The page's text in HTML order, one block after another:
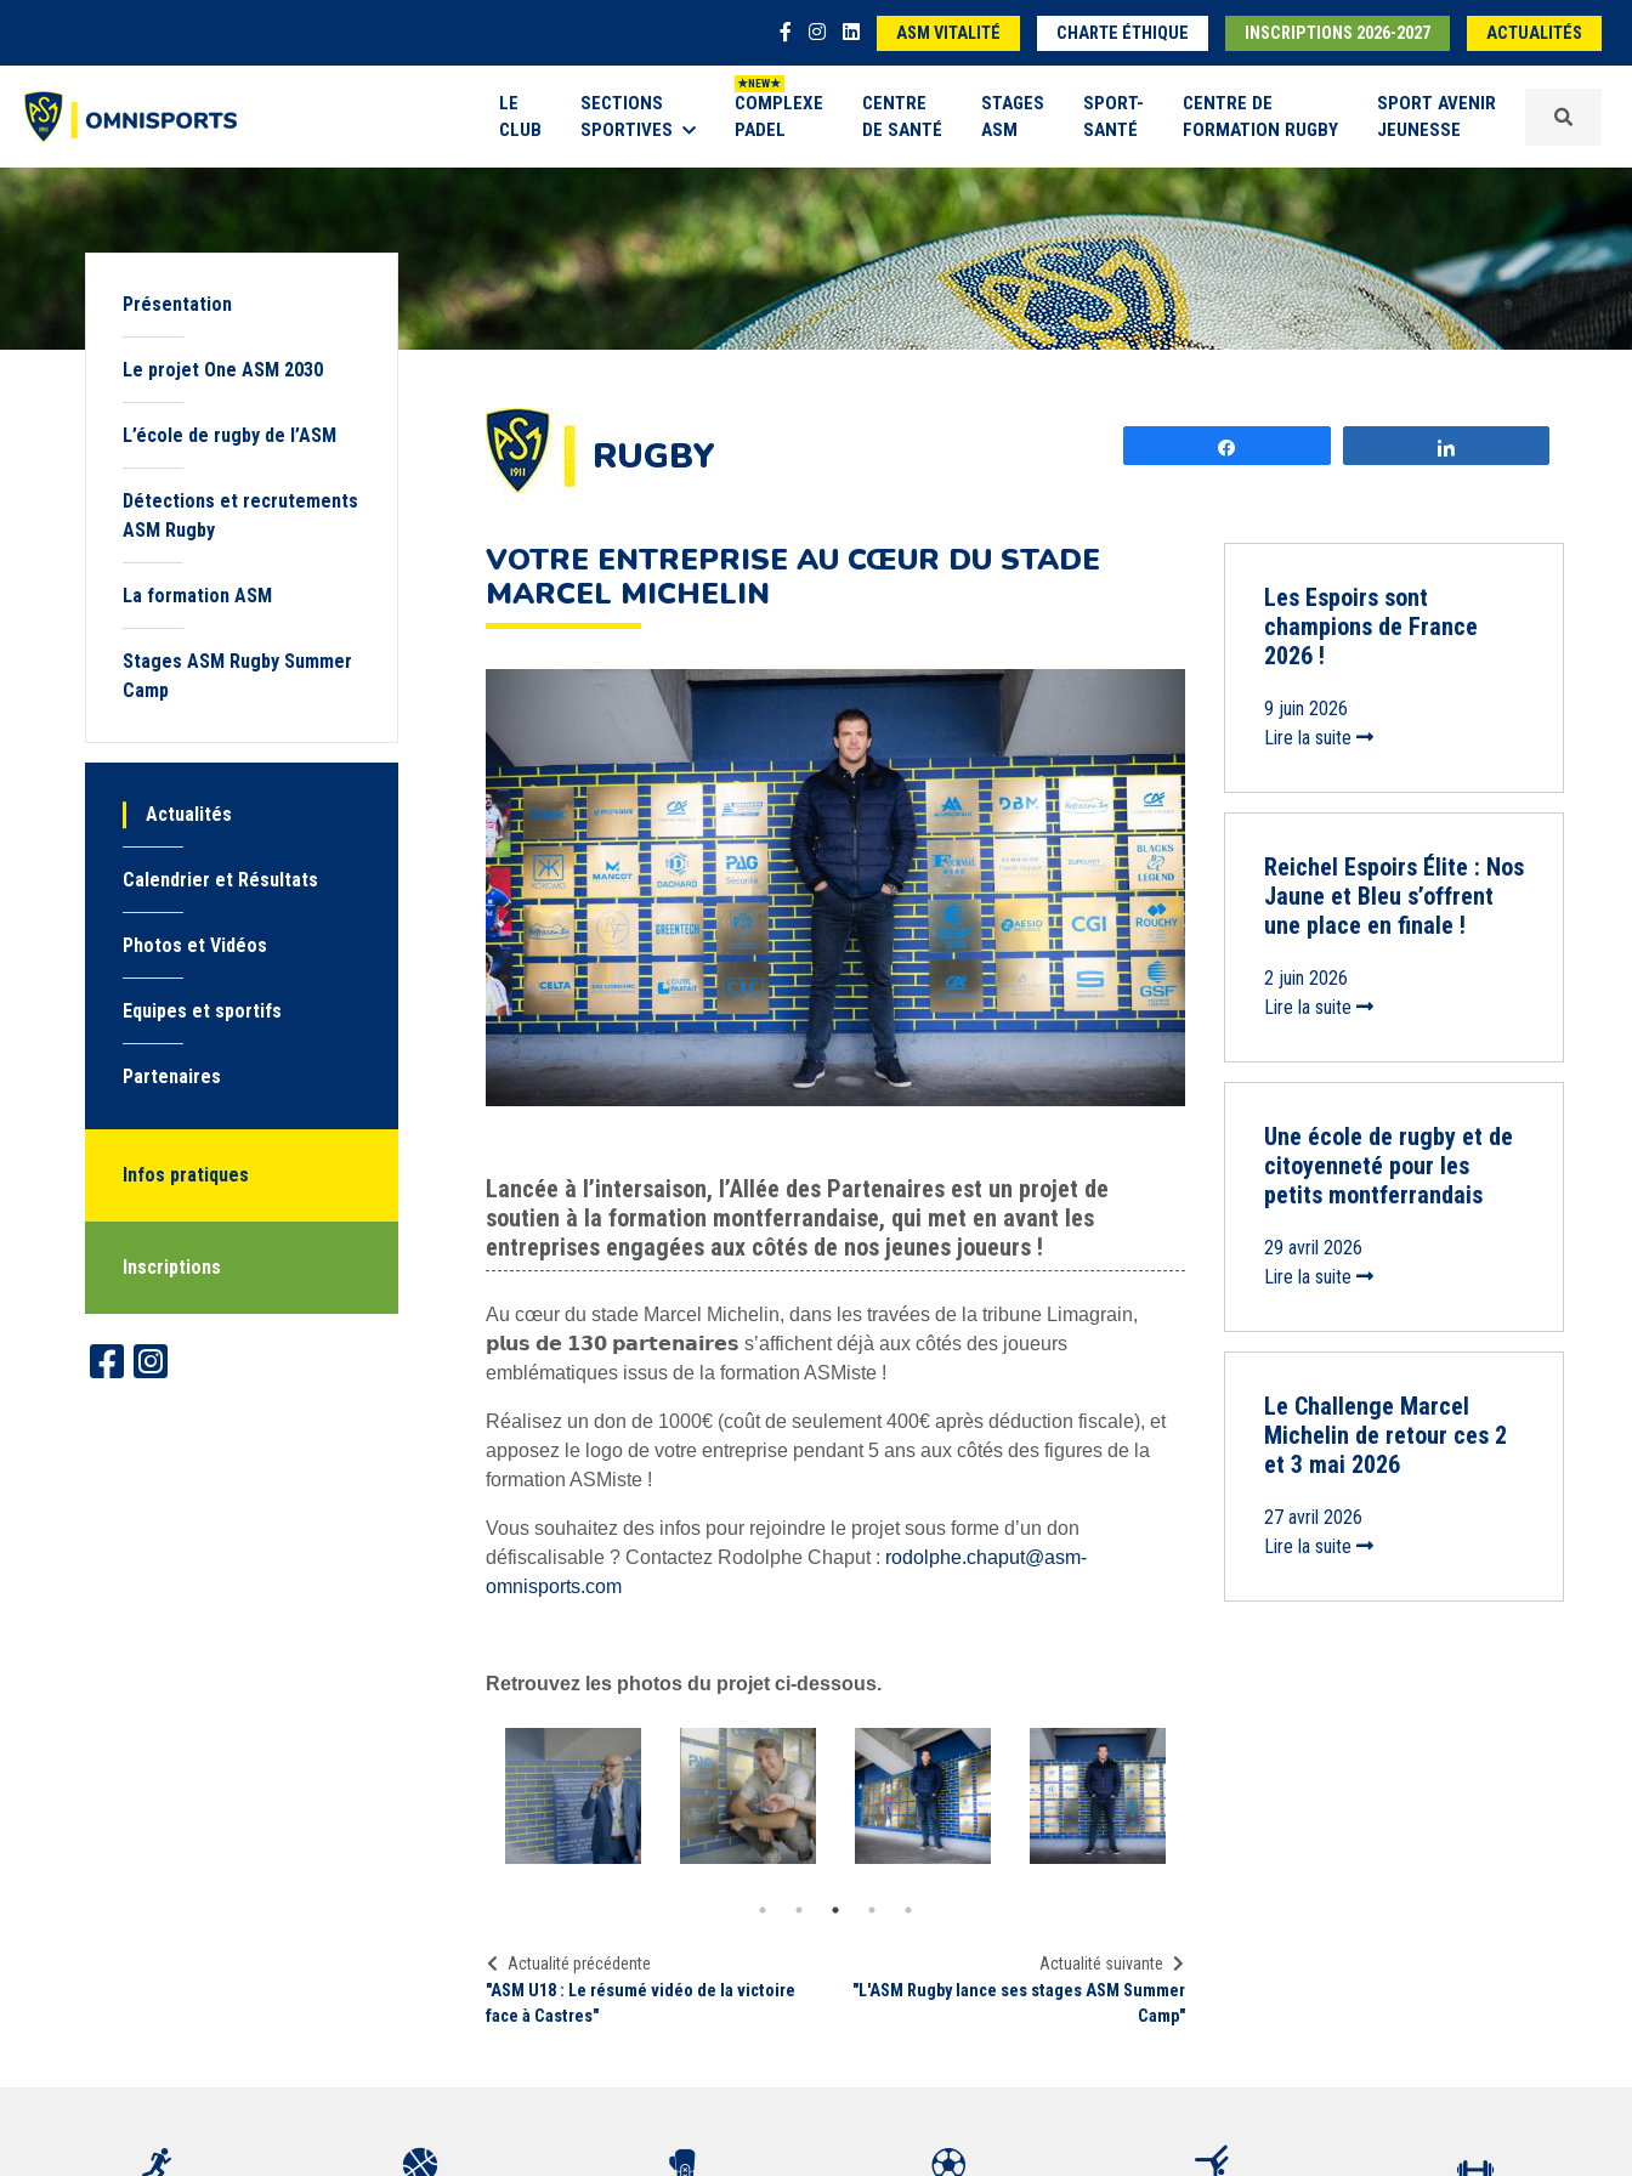
ASM VITALITÉ CHARTE ÉTHIQUE INSCRIPTIONS 2026-2027 ACTUALITÉS
LE
CLUB
SECTIONS
SPORTIVES
COMPLEXE
PADEL
CENTRE
DE SANTÉ
STAGES
ASM
SPORT-
SANTÉ
CENTRE DE
FORMATION RUGBY
SPORT AVENIR
JEUNESSE
Présentation
Le projet One ASM 2030
L’école de rugby de l’ASM
Détections et recrutements
ASM Rugby
La formation ASM
Stages ASM Rugby Summer
Camp
Actualités
Calendrier et Résultats
Photos et Vidéos
Equipes et sportifs
Partenaires
Infos pratiques
Inscriptions
RUGBY
VOTRE ENTREPRISE AU CŒUR DU STADE
MARCEL MICHELIN
Lancée à l’intersaison, l’Allée des Partenaires est un projet de
soutien à la formation montferrandaise, qui met en avant les
entreprises engagées aux côtés de nos jeunes joueurs !
Au cœur du stade Marcel Michelin, dans les travées de la tribune Limagrain,
𝗽𝗹𝘂𝘀 𝗱𝗲 𝟭𝟯𝟬 𝗽𝗮𝗿𝘁𝗲𝗻𝗮𝗶𝗿𝗲𝘀 s’affichent déjà aux côtés des joueurs
emblématiques issus de la formation ASMiste !
Réalisez un don de 1000€ (coût de seulement 400€ après déduction fiscale), et
apposez le logo de votre entreprise pendant 5 ans aux côtés des figures de la
formation ASMiste !
Vous souhaitez des infos pour rejoindre le projet sous forme d’un don
défiscalisable ? Contactez Rodolphe Chaput : rodolphe.chaput@asm-
omnisports.com
Retrouvez les photos du projet ci-dessous.
Actualité précédente
"ASM U18 : Le résumé vidéo de la victoire
face à Castres"
Actualité suivante
"L'ASM Rugby lance ses stages ASM Summer
Camp"
Les Espoirs sont
champions de France
2026 !
9 juin 2026
Lire la suite
Reichel Espoirs Élite : Nos
Jaune et Bleu s’offrent
une place en finale !
2 juin 2026
Lire la suite
Une école de rugby et de
citoyenneté pour les
petits montferrandais
29 avril 2026
Lire la suite
Le Challenge Marcel
Michelin de retour ces 2
et 3 mai 2026
27 avril 2026
Lire la suite